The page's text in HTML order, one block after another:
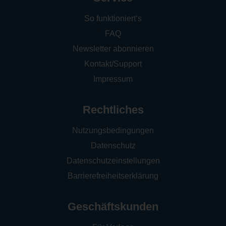
So funktioniert‘s
FAQ
Newsletter abonnieren
Kontakt/Support
Impressum
Rechtliches
Nutzungsbedingungen
Datenschutz
Datenschutzeinstellungen
Barrierefreiheitserklärung
Geschäftskunden